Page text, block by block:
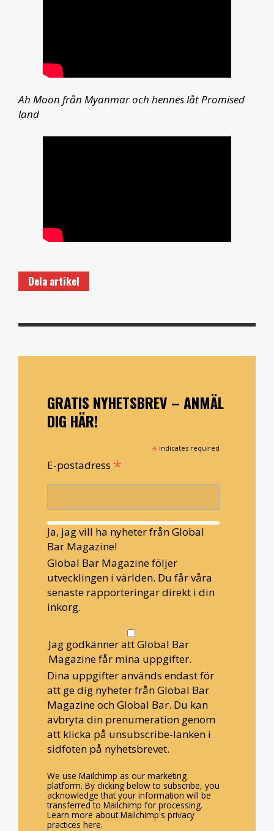
Ah Moon från Myanmar och hennes låt Promised
land
Dela artikel
GRATIS NYHETSBREV – ANMÄL
DIG HÄR!
* indicates required
E-postadress *
Ja, jag vill ha nyheter från Global
Bar Magazine!
Global Bar Magazine följer
utvecklingen i världen. Du får våra
senaste rapporteringar direkt i din
inkorg.
Jag godkänner att Global Bar
Magazine får mina uppgifter.
Dina uppgifter används endast för
att ge dig nyheter från Global Bar
Magazine och Global Bar. Du kan
avbryta din prenumeration genom
att klicka på unsubscribe-länken i
sidfoten på nyhetsbrevet.
We use Mailchimp as our marketing
platform. By clicking below to subscribe, you
acknowledge that your information will be
transferred to Mailchimp for processing.
Learn more about Mailchimp's privacy
practices here.